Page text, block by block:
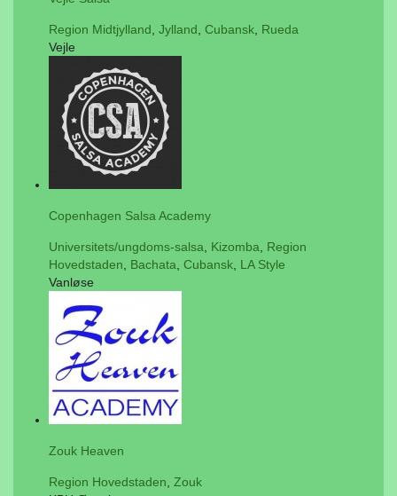
Region Midtjylland Jylland Cubansk Rueda
Vejle
Copenhagen Salsa Academy
Universitets/ungdoms-salsa Kizomba
Region
Hovedstaden
Bachata Cubansk LA Style
Vanløse
Zouk Heaven
Region Hovedstaden
Zouk